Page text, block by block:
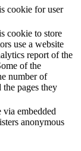
cookie for user
cookie to store
use a website
report of the
of the
number of
pages they
via embedded
anonymous